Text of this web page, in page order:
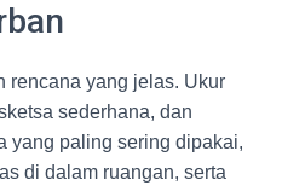
rencana yang jelas. Ukur
sederhana, dan
yang paling sering dipakai,
di dalam ruangan, serta